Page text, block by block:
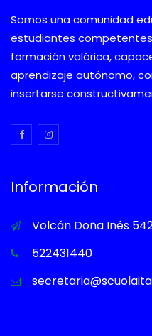
Somos una comunidad
estudiantes
formación valórica,
aprendizaje autónomo,
insertarse
Información
Volcán Doña Inés
522431440